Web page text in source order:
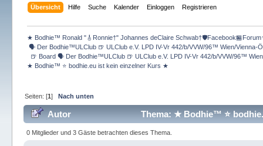
Übersicht Hilfe Suche Kalender Einloggen Registrieren
★ Bodhie™ Ronald "🎸Ronnie†" Johannes deClaire
🗣 Der Bodhie™ULClub 🍺 ULClub e.V. LPD IV-Vr 442/b/VVW/96™ Wien/Vienna-
🍺 Board 🗣 Der Bodhie™ULClub 🍺 ULClub e.V. LPD IV-Vr 442/b/VVW/96™
★ Bodhie™ ⭐️ bodhie.eu ist kein einzelner Kurs ★
Seiten: [1] Nach unten
Autor Thema: ★ Bodhie™ ⭐️
0 Mitglieder und 3 Gäste betrachten dieses Thema.